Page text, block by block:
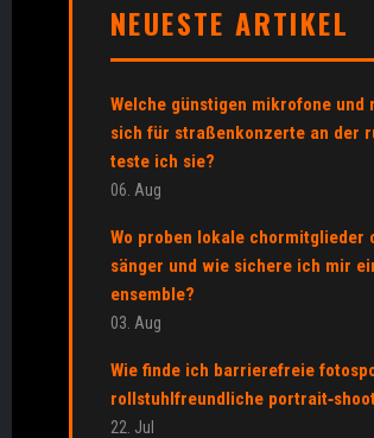
NEUESTE ARTIKEL
Welche günstigen mikrofone und
sich für straßenkonzerte an der
teste ich sie?
06. Aug
Wo proben lokale chormitglieder
sänger und wie sichere ich mir
ensemble?
03. Aug
Wie finde ich barrierefreie
rollstuhlfreundliche
22. Jul